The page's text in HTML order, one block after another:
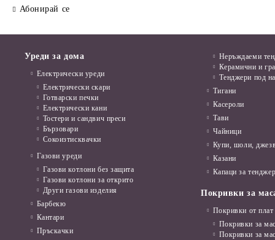
Абонирай се
Уреди за дома
Електрически уреди
Електрически скари
Готварски печки
Електрически кани
Тостери и сандвич преси
Бързовари
Сокоизтисквачки
Газови уреди
Газови котлони без защита
Газови котлони за открито
Други газови изделия
Барбекю
Кантари
Пръскачки
Неръждаеми
Керамични и
Тенджери под
Тигани
Касероли
Тави
Чайници
Купи, шоли,
Казани
Капаци за
Покривки за
Покривки от плат
Покривки за
Покривки за